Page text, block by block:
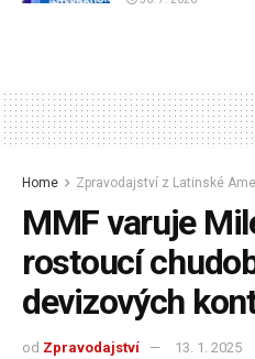
Home Zpravodajství z Latinské
MMF varuje
rostoucí
devizových
od Zpravodajství 13. 1. 2025